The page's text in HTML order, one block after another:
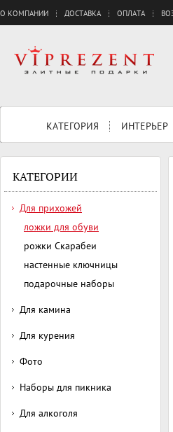
О КОМПАНИИ ДОСТАВКА ОПЛАТА
КАТЕГОРИЯ ИНТЕРЬЕР
КАТЕГОРИИ
Для прихожей
ложки для обуви
рожки Скарабеи
настенные ключницы
подарочные наборы
Для камина
Для курения
Фото
Наборы для пикника
Для алкоголя